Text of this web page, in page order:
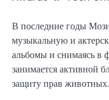
В последние годы
музыкальную и
альбомы и снимаясь в
занимается активной
защиту прав животных.